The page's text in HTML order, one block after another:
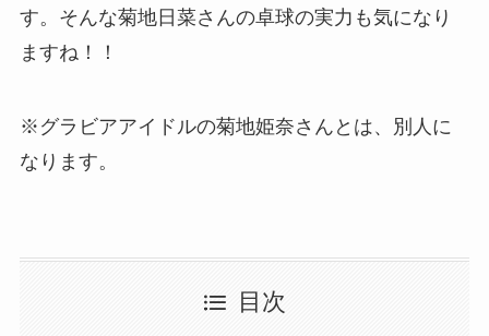
す。そんな菊地日菜さんの卓球の実力も気になり
ますね！！
※グラビアアイドルの菊地姫奈さんとは、別人に
なります。
目次